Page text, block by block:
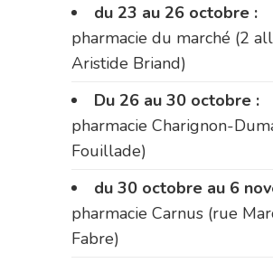
du 23 au 26 octobre :
pharmacie du marché (2
Aristide Briand)
Du 26 au 30 octobre :
pharmacie Charignon-
Fouillade)
du 30 octobre au 6
pharmacie Carnus (rue
Fabre)